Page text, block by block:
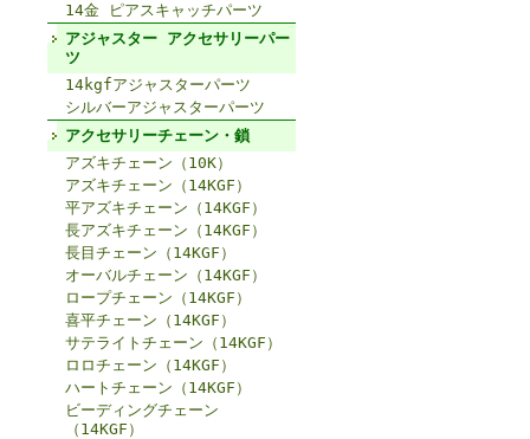
14金 ピアスキャッチパーツ
アジャスター アクセサリーパー
ツ
14kgfアジャスターパーツ
シルバーアジャスターパーツ
アクセサリーチェーン・鎖
アズキチェーン（10K）
アズキチェーン（14KGF）
平アズキチェーン（14KGF）
長アズキチェーン（14KGF）
長目チェーン（14KGF）
オーバルチェーン（14KGF）
ロープチェーン（14KGF）
喜平チェーン（14KGF）
サテライトチェーン（14KGF）
ロロチェーン（14KGF）
ハートチェーン（14KGF）
ビーディングチェーン
（14KGF）